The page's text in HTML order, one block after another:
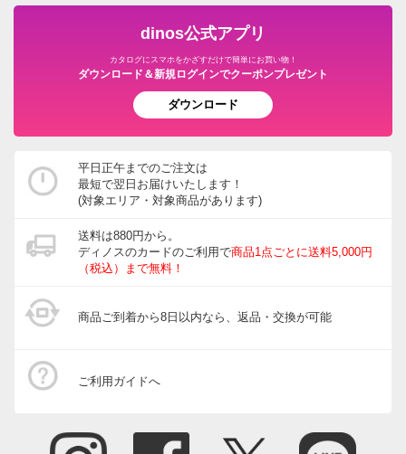
dinos公式アプリ
カタログにスマホをかざすだけで簡単にお買い物！
ダウンロード＆新規ログインでクーポンプレゼント
ダウンロード
平日正午までのご注文は
最短で翌日お届けいたします！
(対象エリア・対象商品があります)
送料は880円から。
ディノスのカードのご利用で商品1点ごとに送料5,000円
（税込）まで無料！
商品ご到着から8日以内なら、返品・交換が可能
ご利用ガイドへ